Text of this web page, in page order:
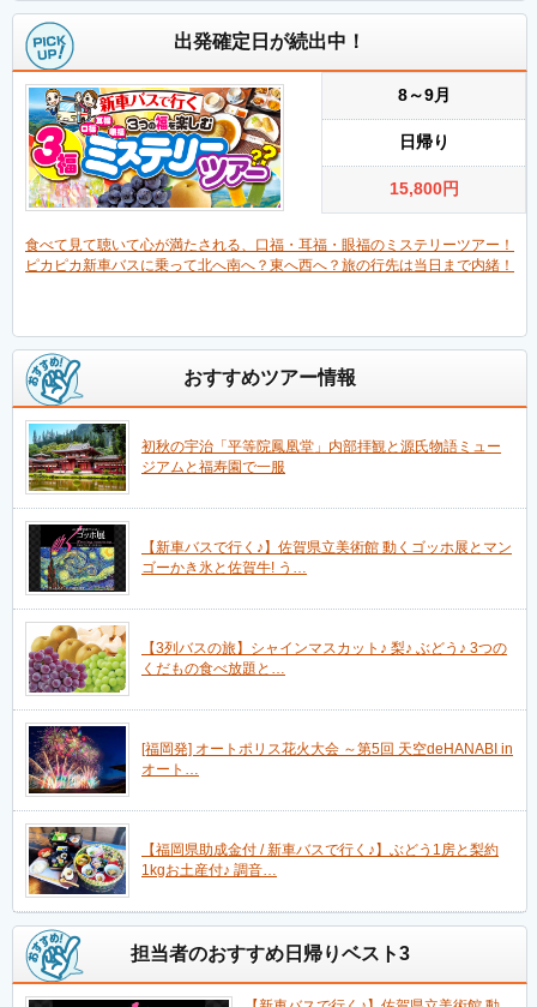
出発確定日が続出中！
8～9月
日帰り
15,800円
食べて見て聴いて心が満たされる、口福・耳福・眼福のミステリーツアー！
ピカピカ新車バスに乗って北へ南へ？東へ西へ？旅の行先は当日まで内緒！
おすすめツアー情報
初秋の宇治「平等院鳳凰堂」内部拝観と源氏物語ミュー
ジアムと福寿園で一服
【新車バスで行く♪】佐賀県立美術館 動くゴッホ展とマン
ゴーかき氷と佐賀牛! う…
【3列バスの旅】シャインマスカット♪ 梨♪ ぶどう♪ 3つの
くだもの食べ放題と…
[福岡発] オートポリス花火大会 ～第5回 天空deHANABI in
オート…
【福岡県助成金付 / 新車バスで行く♪】ぶどう1房と梨約
1kgお土産付♪ 調音…
担当者のおすすめ日帰りベスト3